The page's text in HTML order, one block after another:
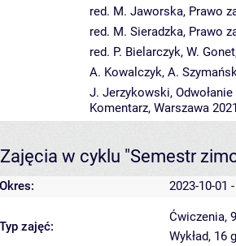
red. M. Jaworska, Prawo
red. M. Sieradzka, Prawo
red. P. Bielarczyk, W.
A. Kowalczyk, A.
J. Jerzykowski,
Komentarz, Warszawa 2021
Zajęcia w cyklu "Semestr
Okres: 2023-10-01
Typ zajęć:
Ćwiczenia,
Wykład, 16